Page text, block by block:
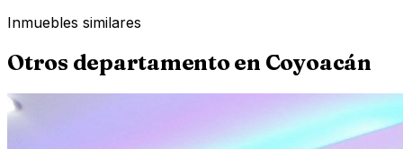
Inmuebles similares
Otros departamentoen Coyoacán